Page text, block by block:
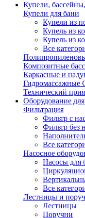
Купели,
Купели для бани
Купели из
Купель из
Купель из
Все
Композитные
Каркасные и
Гидромассажные
Технический
Оборудование для
Фильтрация
Фильтр с
Фильтр без
Все
Насосное
Насосы для
Все
Лестницы и
Лестницы
Поручни